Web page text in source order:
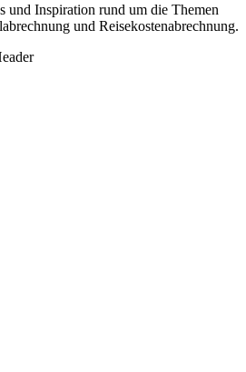
und Inspiration rund um die Themen
und Reisekostenabrechnung.